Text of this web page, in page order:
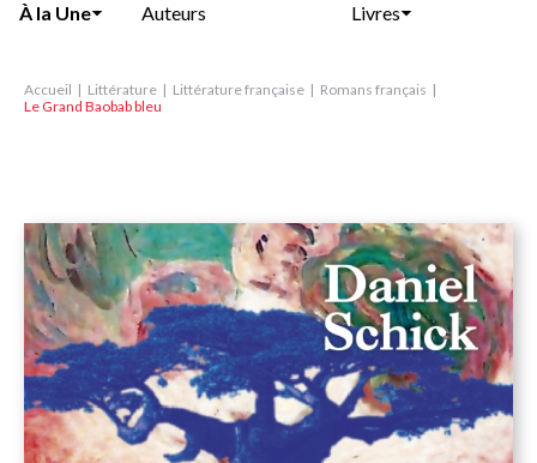
À la Une Auteurs Livres
Accueil Littérature Littérature française
Romans français
Le Grand Baobab bleu